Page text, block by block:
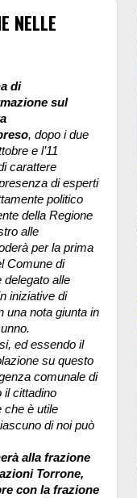
NELLE
di
sul
, dopo i due
e l’11
carattere
di esperti
politico
della Regione
alle
per la prima
Comune di
alle
iniziative di
una nota giunta in
ed essendo il
su questo
comunale di
il cittadino
che è utile
di noi può
alla frazione
Torrone,
con la frazione